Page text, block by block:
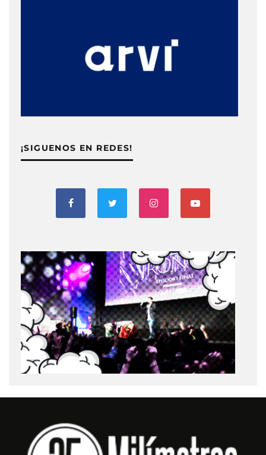
¡SIGUENOS EN REDES!